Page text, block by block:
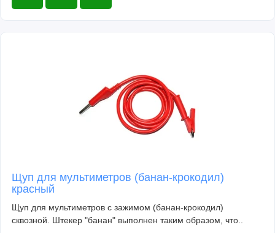
Щуп для мультиметров (банан-крокодил)
красный
Щуп для мультиметров с зажимом (банан-крокодил)
сквозной. Штекер "банан" выполнен таким образом, что..